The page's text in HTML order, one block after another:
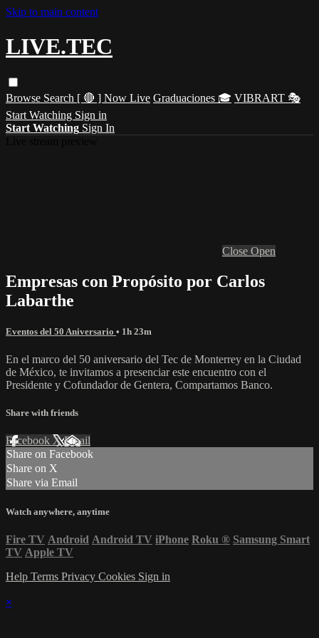
Skip to main content
LIVE.TEC
Browse Search [ 🔴 ] Now Live Graduaciones 🎓 VIBRART 🎭
Start Watching Sign in
Start Watching Sign In
Close Open
Empresas con Propósito por Carlos
Labarthe
Eventos del 50 Aniversario • 1h 23m
En el marco del 50 aniversario del Tec de Monterrey en la Ciudad
de México, te invitamos a presenciar este encuentro con el
Presidente y Cofundador de Gentera, Compartamos Banco.
Share with friends
Facebook XEmail
Share on Facebook
Share on X
Share via Email
Watch anywhere, anytime
Fire TV Android Android TV iPhone Roku ® Samsung Smart
TV Apple TV
Help Terms Privacy Cookies Sign in
×